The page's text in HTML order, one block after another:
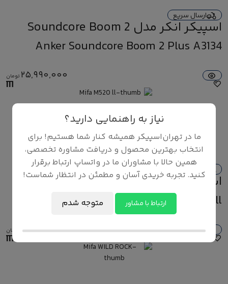
ارسال سریع
اسپیکر انکر مدل Soundcore Boom 2
Plus A3134
Anker Soundcore Boom 2 Plus A3134
25,990,000 تومان
ارسال سریع
اسپیکر میفا مدل M520 ll
Mifa M520 ll
24,990,000 تومان
نیاز به راهنمایی دارید؟
ما در تهران‌اسپیکر همیشه کنار شما هستیم! برای
انتخاب بهترین محصول و دریافت مشاوره تخصصی،
همین حالا با مشاوران ما در واتساپ ارتباط برقرار
کنید. تجربه خریدی آسان و مطمئن در انتظار شماست!
ارتباط با مشاور متوجه شدم